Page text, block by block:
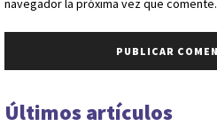
navegador la próxima vez que comente.
Últimos artículos